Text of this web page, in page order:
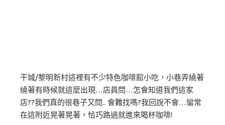
干城/黎明新村這裡有不少特色咖啡館小吃，小巷弄繞著
繞著有時候就這麼出現…店員問…怎會知道我們這家
店??我們真的很巷子又問.. 會難找嗎?我回說不會…蠻常
在這附近晃著晃著，恰巧路過就進來喝杯咖啡!